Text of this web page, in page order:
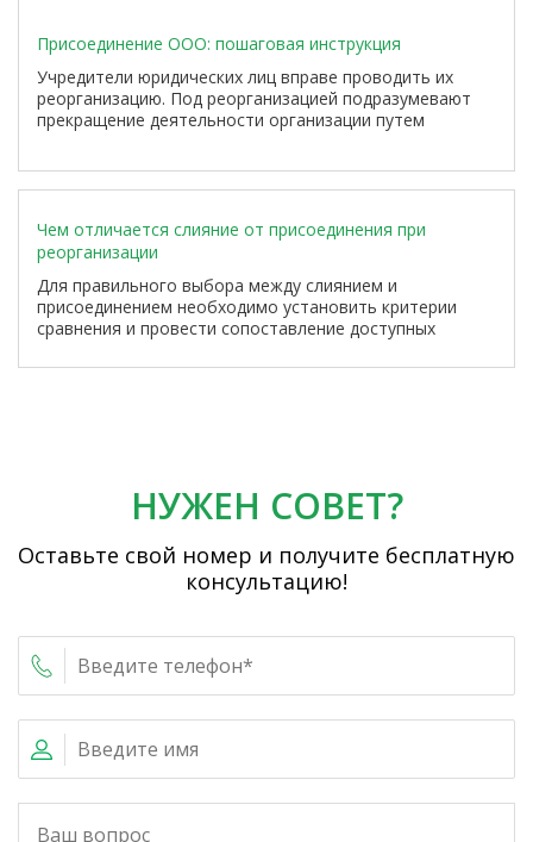
Присоединение ООО: пошаговая инструкция
Учредители юридических лиц вправе проводить их
реорганизацию. Под реорганизацией подразумевают
прекращение деятельности организации путем
Чем отличается слияние от присоединения при
реорганизации
Для правильного выбора между слиянием и
присоединением необходимо установить критерии
сравнения и провести сопоставление доступных
риски, связанные с каждой из этих форм
НУЖЕН СОВЕТ?
Оставьте свой номер и получите бесплатную
консультацию!